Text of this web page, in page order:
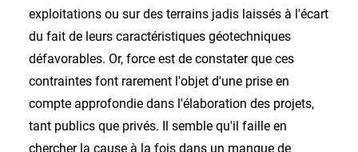
exploitations ou sur des terrains jadis laissés à l'écart
du fait de leurs caractéristiques géotechniques
défavorables. Or, force est de constater que ces
contraintes font rarement l'objet d'une prise en
compte approfondie dans l'élaboration des projets,
tant publics que privés. Il semble qu'il faille en
chercher la cause à la fois dans un manque de